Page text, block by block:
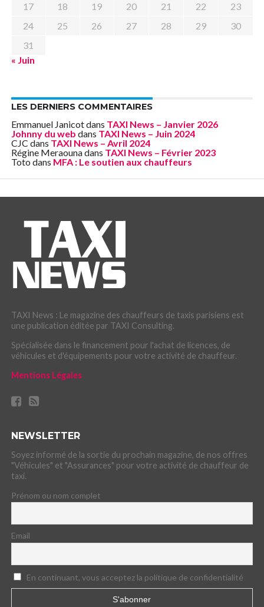
17
18 19 20 21 22
23
24
25 26 27 28 29
30
31
« Juin
LES DERNIERS COMMENTAIRES
Emmanuel Janicotdans TAXI News – Janvier 2026
Johnny du web dans TAXI News – Juin 2024
CJC dans TAXI News – Avril 2024
Régine Meraounadans TAXI News – Février 2023
Toto dans MFA : Le soutien aux chauffeurs
TAXI News : Le magazine des chauffeurs de taxis parisiens est
une publication éditée par TAXI Consulting.
Spécialisée dans le financement pour l'achat de licences, de
véhicules et d'équipements pour votre activité de chauffeur.
Mentions Légales
NEWSLETTER
Soyez informé de la sortie du prochain magazine, de nos offres
"Véhicules" et "Assurances" pour votre activité de chauffeur de
taxi.
Prénom ou nom complet
Email
En continuant, vous acceptez la politique de confidentialité